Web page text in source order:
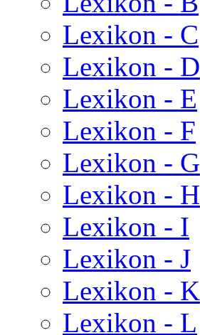
Lexikon - C
Lexikon - D
Lexikon - E
Lexikon - F
Lexikon - G
Lexikon - H
Lexikon - I
Lexikon - J
Lexikon - K
Lexikon - L